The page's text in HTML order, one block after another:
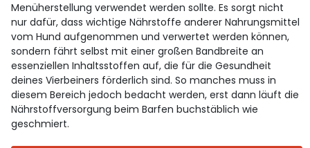
Menüherstellung verwendet werden sollte. Es sorgt nicht
nur dafür, dass wichtige Nährstoffe anderer Nahrungsmittel
vom Hund aufgenommen und verwertet werden können,
sondern fährt selbst mit einer großen Bandbreite an
essenziellen Inhaltsstoffen auf, die für die Gesundheit
deines Vierbeiners förderlich sind. So manches muss in
diesem Bereich jedoch bedacht werden, erst dann läuft die
Nährstoffversorgung beim Barfen buchstäblich wie
geschmiert.